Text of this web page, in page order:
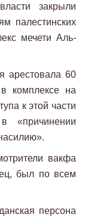
закрыли
палестинских
мечети Аль-
арестовала 60
комплексе на
к этой части
«причинении
вакфа
был по всем
персона